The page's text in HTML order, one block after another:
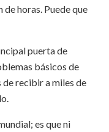
horas. Puede que
puerta de
básicos de
de recibir a miles de
es que ni